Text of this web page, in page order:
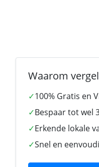
Waarom
✓100% Gratis en
✓Bespaar tot wel
✓Erkende lokale
✓Snel en